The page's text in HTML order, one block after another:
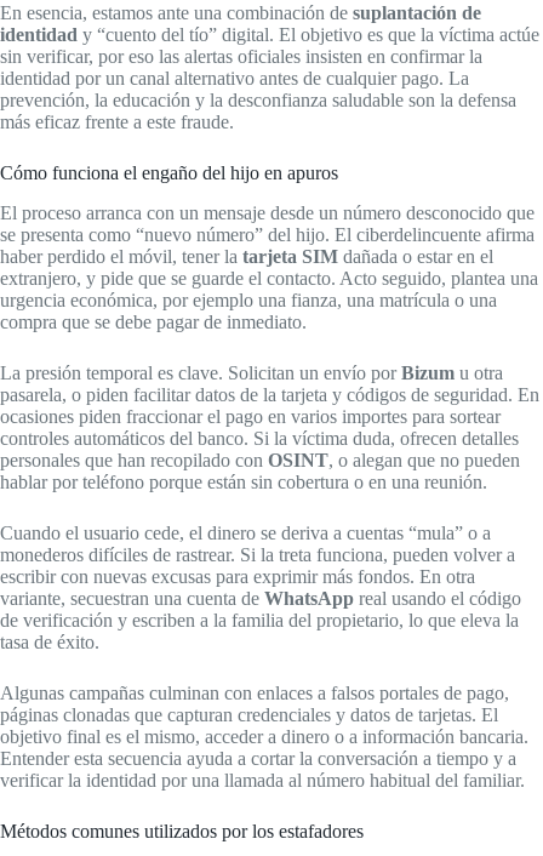
En esencia, estamos ante una combinación de suplantación de
identidad y “cuento del tío” digital. El objetivo es que la víctima actúe
sin verificar, por eso las alertas oficiales insisten en confirmar la
identidad por un canal alternativo antes de cualquier pago. La
prevención, la educación y la desconfianza saludable son la defensa
más eficaz frente a este fraude.
Cómo funciona el engaño del hijo en apuros
El proceso arranca con un mensaje desde un número desconocido que
se presenta como “nuevo número” del hijo. El ciberdelincuente afirma
haber perdido el móvil, tener la tarjeta SIM dañada o estar en el
extranjero, y pide que se guarde el contacto. Acto seguido, plantea una
urgencia económica, por ejemplo una fianza, una matrícula o una
compra que se debe pagar de inmediato.
La presión temporal es clave. Solicitan un envío porBizum u otra
pasarela, o piden facilitar datos de la tarjeta y códigos de seguridad. En
ocasiones piden fraccionar el pago en varios importes para sortear
controles automáticos del banco. Si la víctima duda, ofrecen detalles
personales que han recopilado con OSINT, o alegan que no pueden
hablar por teléfono porque están sin cobertura o en una reunión.
Cuando el usuario cede, el dinero se deriva a cuentas “mula” o a
monederos difíciles de rastrear. Si la treta funciona, pueden volver a
escribir con nuevas excusas para exprimir más fondos. En otra
variante, secuestran una cuenta de WhatsApp real usando el código
de verificación y escriben a la familia del propietario, lo que eleva la
tasa de éxito.
Algunas campañas culminan con enlaces a falsos portales de pago,
páginas clonadas que capturan credenciales y datos de tarjetas. El
objetivo final es el mismo, acceder a dinero o a información bancaria.
Entender esta secuencia ayuda a cortar la conversación a tiempo y a
verificar la identidad por una llamada al número habitual del familiar.
Métodos comunes utilizados por los estafadores